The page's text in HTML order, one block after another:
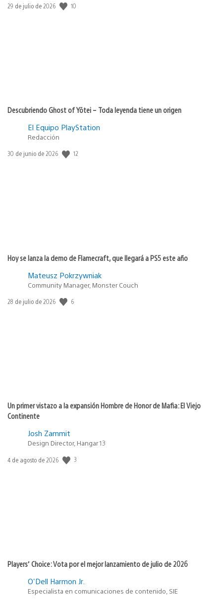
Fecha
29 de julio de 2026 10
Descubriendo Ghost of Yōtei – Toda leyenda tiene un origen
El Equipo PlayStation
Redacción
Fecha
30 de junio de 2026 12
Hoy se lanza la demo de Flamecraft, que llegará a PS5 este año
Mateusz Pokrzywniak
Community Manager, Monster Couch
Fecha
28 de julio de 2026 6
Un primer vistazo a la expansión Hombre de Honor de Mafia: El Viejo
Continente
Josh Zammit
Design Director, Hangar 13
Fecha
4 de agosto de 2026 3
Players’ Choice: Vota por el mejor lanzamiento de julio de 2026
O'Dell Harmon Jr.
Especialista en comunicaciones de contenido, SIE